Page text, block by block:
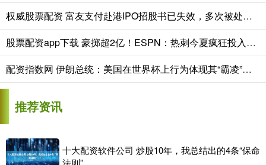
权威股票配资 富友支付赴港IPO招股书已失效，多次被处罚官司缠身，高负债与大手笔分红引监管质疑
股票配资app下载 豪掷超2亿！ESPN：热刺今夏疯狂投入让曼联内部许多人大感意外
配资指数网 伊朗总统：美国在世界杯上行为体现其“霸凌”本质
推荐资讯
十大配资软件公司 炒股10年，我总结出的4条“保命
法则”